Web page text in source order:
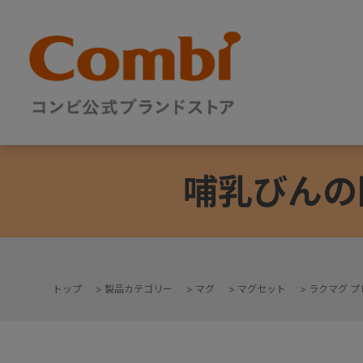
哺乳びん
トップ > 製品カテゴリー > マグ > マグセット > ラクマグ